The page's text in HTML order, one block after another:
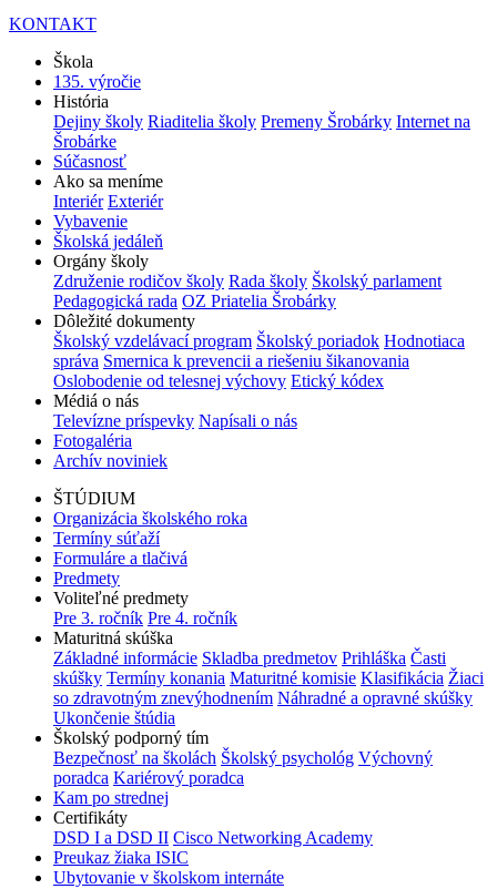
KONTAKT
Škola
135. výročie
História
Dejiny školy Riaditelia školy Premeny Šrobárky Internet na
Šrobárke
Súčasnosť
Ako sa meníme
Interiér Exteriér
Vybavenie
Školská jedáleň
Orgány školy
Združenie rodičov školy Rada školy Školský parlament
Pedagogická rada OZ Priatelia Šrobárky
Dôležité dokumenty
Školský vzdelávací program Školský poriadok Hodnotiaca
správa Smernica k prevencii a riešeniu šikanovania
Oslobodenie od telesnej výchovy Etický kódex
Médiá o nás
Televízne príspevky Napísali o nás
Fotogaléria
Archív noviniek
ŠTÚDIUM
Organizácia školského roka
Termíny súťaží
Formuláre a tlačivá
Predmety
Voliteľné predmety
Pre 3. ročník Pre 4. ročník
Maturitná skúška
Základné informácie Skladba predmetov Prihláška Časti
skúšky Termíny konania Maturitné komisie Klasifikácia Žiaci
so zdravotným znevýhodnením Náhradné a opravné skúšky
Ukončenie štúdia
Školský podporný tím
Bezpečnosť na školách Školský psychológ Výchovný
poradca Kariérový poradca
Kam po strednej
Certifikáty
DSD I a DSD II Cisco Networking Academy
Preukaz žiaka ISIC
Ubytovanie v školskom internáte